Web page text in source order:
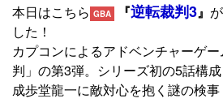
本日はこちら GBA 『逆転裁判3』
した！
カプコンによるアドベンチャーゲ
判」の第3弾。シリーズ初の5話構
成歩堂龍一に敵対心を抱く謎の検